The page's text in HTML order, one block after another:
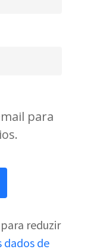
para
reduzir
dados de